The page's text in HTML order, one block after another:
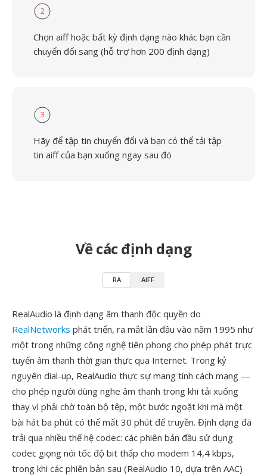
2
Chọn aiff hoặc bất kỳ định dạng nào khác bạn cần
chuyển đổi sang (hỗ trợ hơn 200 định dạng)
3
Hãy để tập tin chuyển đổi và bạn có thể tải tập
tin aiff của bạn xuống ngay sau đó
Về các định dạng
RA AIFF
RealAudio là định dạng âm thanh độc quyền do
RealNetworks phát triển, ra mắt lần đầu vào năm 1995 như
một trong những công nghệ tiên phong cho phép phát trực
tuyến âm thanh thời gian thực qua Internet. Trong kỷ
nguyên dial-up, RealAudio thực sự mang tính cách mạng —
cho phép người dùng nghe âm thanh trong khi tải xuống
thay vì phải chờ toàn bộ tệp, một bước ngoặt khi mà một
bài hát ba phút có thể mất 30 phút để truyền. Định dạng đã
trải qua nhiều thế hệ codec: các phiên bản đầu sử dụng
codec giọng nói tốc độ bit thấp cho modem 14,4 kbps,
trong khi các phiên bản sau (RealAudio 10, dựa trên AAC)